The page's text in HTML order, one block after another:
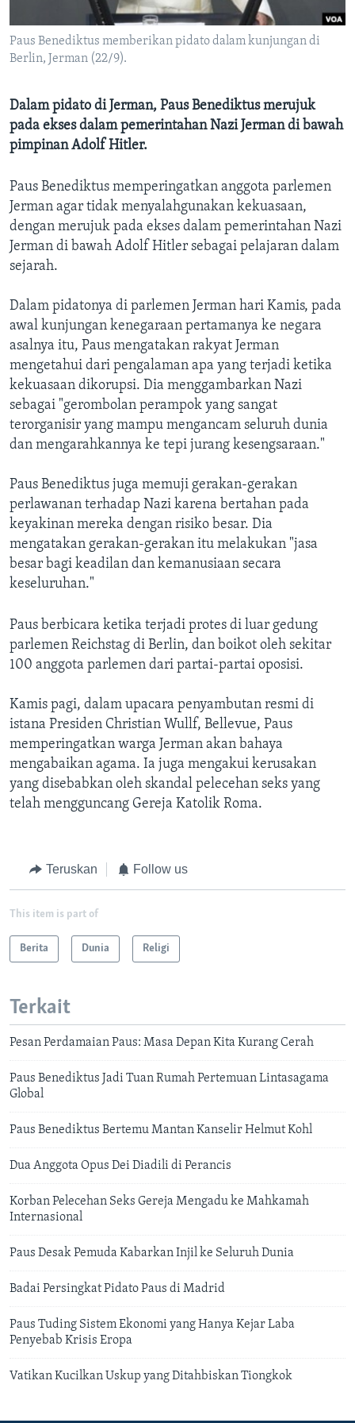
Paus Benediktus memberikan pidato dalam kunjungan di
Berlin, Jerman (22/9).
Dalam pidato di Jerman, Paus Benediktus merujuk
pada ekses dalam pemerintahan Nazi Jerman di bawah
pimpinan Adolf Hitler.
Paus Benediktus memperingatkan anggota parlemen
Jerman agar tidak menyalahgunakan kekuasaan,
dengan merujuk pada ekses dalam pemerintahan Nazi
Jerman di bawah Adolf Hitler sebagai pelajaran dalam
sejarah.
Dalam pidatonya di parlemen Jerman hari Kamis, pada
awal kunjungan kenegaraan pertamanya ke negara
asalnya itu, Paus mengatakan rakyat Jerman
mengetahui dari pengalaman apa yang terjadi ketika
kekuasaan dikorupsi. Dia menggambarkan Nazi
sebagai "gerombolan perampok yang sangat
terorganisir yang mampu mengancam seluruh dunia
dan mengarahkannya ke tepi jurang kesengsaraan."
Paus Benediktus juga memuji gerakan-gerakan
perlawanan terhadap Nazi karena bertahan pada
keyakinan mereka dengan risiko besar. Dia
mengatakan gerakan-gerakan itu melakukan "jasa
besar bagi keadilan dan kemanusiaan secara
keseluruhan."
Paus berbicara ketika terjadi protes di luar gedung
parlemen Reichstag di Berlin, dan boikot oleh sekitar
100 anggota parlemen dari partai-partai oposisi.
Kamis pagi, dalam upacara penyambutan resmi di
istana Presiden Christian Wullf, Bellevue, Paus
memperingatkan warga Jerman akan bahaya
mengabaikan agama. Ia juga mengakui kerusakan
yang disebabkan oleh skandal pelecehan seks yang
telah mengguncang Gereja Katolik Roma.
Teruskan Follow us
This item is part of
Berita Dunia Religi
Terkait
Pesan Perdamaian Paus: Masa Depan Kita Kurang Cerah
Paus Benediktus Jadi Tuan Rumah Pertemuan Lintasagama
Global
Paus Benediktus Bertemu Mantan Kanselir Helmut Kohl
Dua Anggota Opus Dei Diadili di Perancis
Korban Pelecehan Seks Gereja Mengadu ke Mahkamah
Internasional
Paus Desak Pemuda Kabarkan Injil ke Seluruh Dunia
Badai Persingkat Pidato Paus di Madrid
Paus Tuding Sistem Ekonomi yang Hanya Kejar Laba
Penyebab Krisis Eropa
Vatikan Kucilkan Uskup yang Ditahbiskan Tiongkok